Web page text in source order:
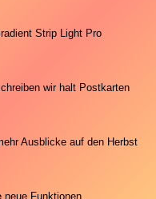
Strip Light Pro
wir halt Postkarten
Ausblicke auf den Herbst
neue Funktionen